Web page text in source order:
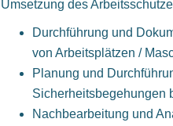
Umsetzung des
Durchführung und
von Arbeitsplätzen /
Planung und
Sicherheitsbegehungen
Nachbearbeitung und